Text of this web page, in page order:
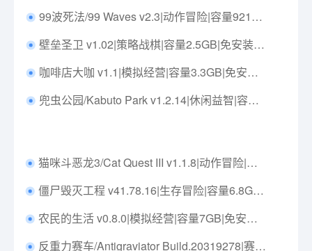
99波死法/99 Waves v2.3|动作冒险|容量921MB|免安装绿色中文版|支持键盘.鼠标.手柄
壁垒圣卫 v1.02|策略战棋|容量2.5GB|免安装绿色中文版|支持键盘.鼠标
咖啡店大咖 v1.1|模拟经营|容量3.3GB|免安装绿色中文版|支持键盘.鼠标
兜虫公园/Kabuto Park v1.2.14|休闲益智|容量223MB|免安装绿色中文版|支持键盘.鼠标.手柄
猫咪斗恶龙3/Cat Quest III v1.1.8|动作冒险|容量1.1GB|免安装绿色中文版|支持键盘.鼠标.手柄
僵尸毁灭工程 v41.78.16|生存冒险|容量6.8GB|免安装绿色中文版|支持键盘.鼠标.手柄
农民的生活 v0.8.0|模拟经营|容量7GB|免安装绿色中文版|支持键盘.鼠标
反重力赛车/Antigraviator Build.20319278|赛车竞速|容量6.9GB|免安装绿色中文版|支持键盘.鼠标.手柄